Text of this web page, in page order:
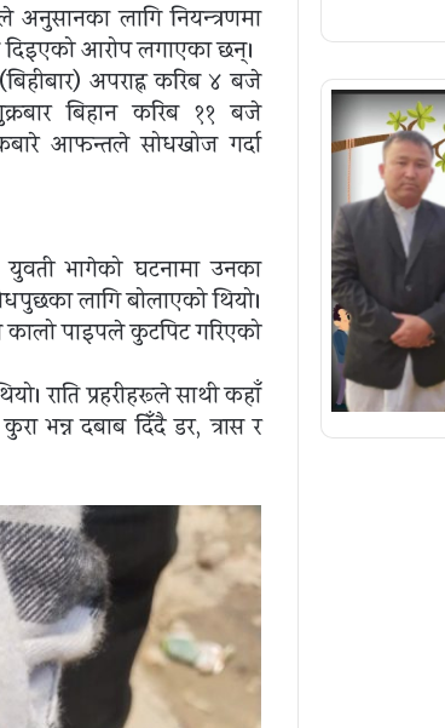
लागि नियन्त्रणमा
आरोप लगाएका छन्।
अपराह्न करिब ४ बजे
बिहान करिब ११ बजे
आफन्तले सोधखोज गर्दा
भागेको घटनामा उनका
लागि बोलाएको थियो।
कालो पाइपले कुटपिट गरिएको
राति प्रहरीहरूले साथी कहाँ
भन्न दबाब दिँदै डर, त्रास र